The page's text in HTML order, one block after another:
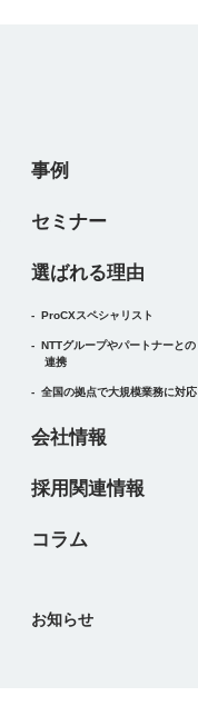
事例
セミナー
選ばれる理由
ProCXスペシャリスト
NTTグループやパートナーとの
連携
全国の拠点で大規模業務に対応
会社情報
採用関連情報
コラム
お知らせ